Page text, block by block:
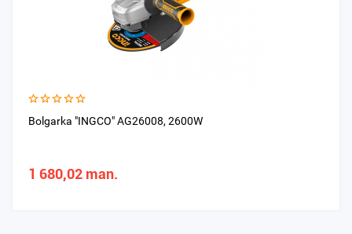
Bolgarka "INGCO" AG26008, 2600W
1 680,02 man.